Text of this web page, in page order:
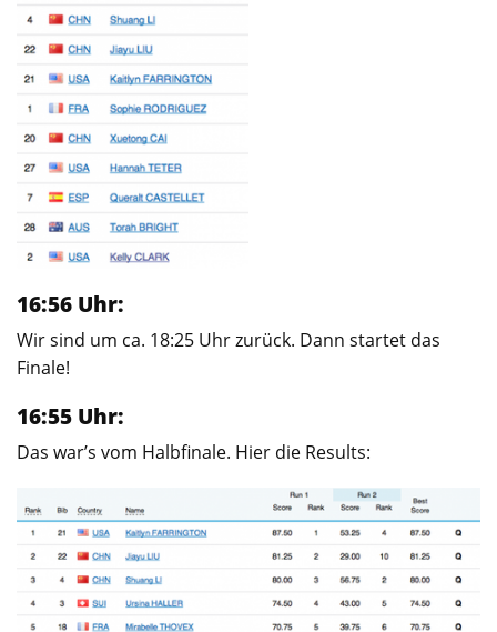
16:56 Uhr:
Wir sind um ca. 18:25 Uhr zurück. Dann startet das
Finale!
16:55 Uhr:
Das war’s vom Halbfinale. Hier die Results: